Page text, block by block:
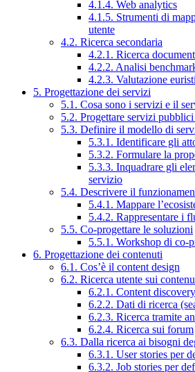
4.1.4. Web analytics
4.1.5. Strumenti di
utente
4.2. Ricerca secondaria
4.2.1. Ricerca
4.2.2. Analisi
4.2.3. Valutazione
5. Progettazione dei servizi
5.1. Cosa sono i servizi e il
5.2. Progettare servizi
5.3. Definire il modello di
5.3.1. Identificare gli
5.3.2. Formulare la
5.3.3. Inquadrare gli
servizio
5.4. Descrivere il
5.4.1. Mappare
5.4.2. Rappresentare i
5.5. Co-progettare le soluzioni
5.5.1. Workshop di co-
6. Progettazione dei contenuti
6.1. Cos’è il content design
6.2. Ricerca utente sui
6.2.1. Content discovery
6.2.2. Dati di ricerca
6.2.3. Ricerca tramite
6.2.4. Ricerca sui forum
6.3. Dalla ricerca ai bisogni
6.3.1. User stories per
6.3.2. Job stories per